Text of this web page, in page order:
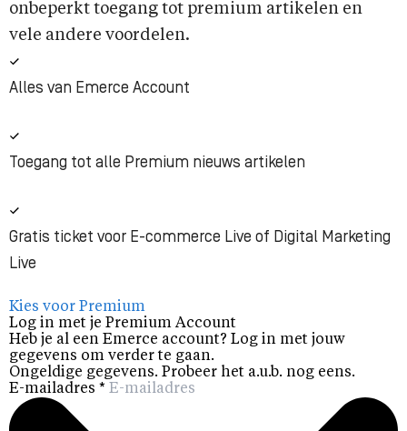
onbeperkt toegang tot premium artikelen en
vele andere voordelen.
Alles van Emerce Account
Toegang tot alle Premium nieuws artikelen
Gratis ticket voor E-commerce Live of Digital Marketing
Live
Kies voor Premium
Log in met je Premium Account
Heb je al een Emerce account? Log in met jouw
gegevens om verder te gaan.
Ongeldige gegevens. Probeer het a.u.b. nog eens.
E-mailadres *